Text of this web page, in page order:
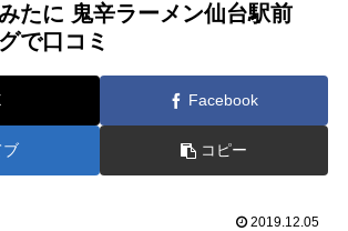
たに 鬼辛ラーメン仙台駅前
で口コミ
Facebook
ブ コピー
2019.12.05